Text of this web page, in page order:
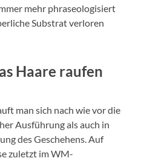
mehr phraseologisiert
Substrat verloren
Haare raufen
man sich nach wie vor die
Ausführung als auch in
des Geschehens. Auf
zuletzt im WM-